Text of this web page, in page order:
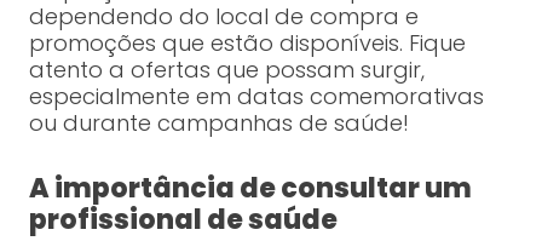
dependendo do local de compra e
promoções que estão disponíveis. Fique
atento a ofertas que possam surgir,
especialmente em datas comemorativas
ou durante campanhas de saúde!
A importância de consultar um
profissional de saúde